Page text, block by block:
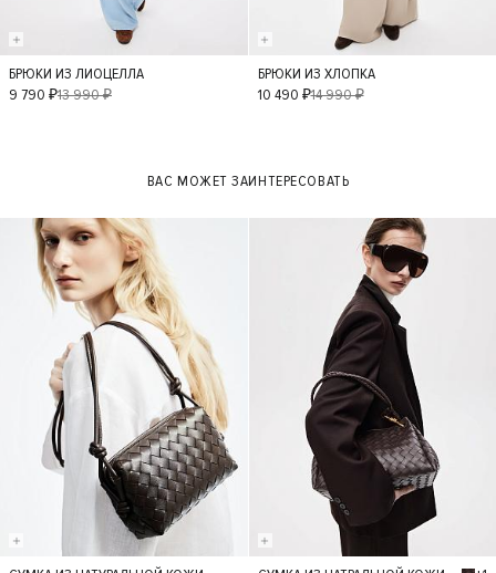
XS S
БРЮКИ ИЗ ЛИОЦЕЛЛА
9 790 ₽13 990 ₽ XS S
БРЮКИ ИЗ ХЛОПКА
10 490 ₽14 990 ₽
ВАС МОЖЕТ ЗАИНТЕРЕСОВАТЬ